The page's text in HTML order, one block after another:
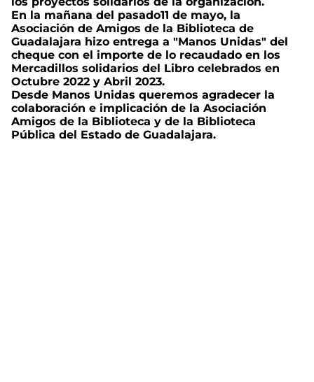
En la mañana del pasado11 de mayo, la
Asociación de Amigos de la Biblioteca de
Guadalajara hizo entrega a "Manos Unidas" del
cheque con el importe de lo recaudado en los
Mercadillos solidarios del Libro celebrados en
Octubre 2022 y Abril 2023.
Desde Manos Unidas queremos agradecer la
colaboración e implicación de la Asociación
Amigos de la Biblioteca y de la Biblioteca
Pública del Estado de Guadalajara.